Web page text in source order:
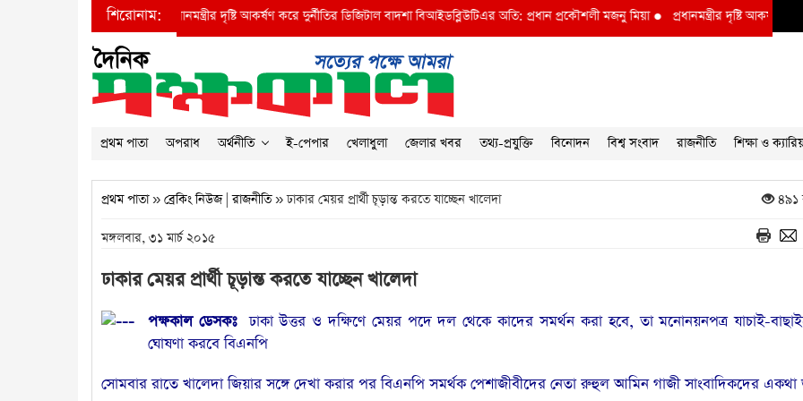
শিরোনাম:
প্রধানমন্ত্রীর দৃষ্টি আকর্ষণ করে দুর্নীতির ডিজিটাল বাদশা বিআইডব্লিউটিএর অতি: প্রধান প্রকৌশলী মজনু মিয়া●প্রধানমন্ত্রীর দৃষ্টি আকর্ষণ বি আই
প্রথম পাতা অপরাধ অর্থনীতি ই-পেপার খেলাধুলা জেলার খবর তথ্য-প্রযুক্তি বিনোদন বিশ্ব সংবাদ রাজনীতি শিক্ষা ও
প্রথম পাতা» ব্রেকিং নিউজ|রাজনীতি» ঢাকার মেয়র প্রার্থী চূড়ান্ত করতে যাচ্ছেন খালেদা ৪৯১
মঙ্গলবার, ৩১ মার্চ ২০১৫
ঢাকার মেয়র প্রার্থী চূড়ান্ত করতে যাচ্ছেন খালেদা
পক্ষকাল ডেসকঃঢাকা উত্তর ও দক্ষিণে মেয়র পদে দল থেকে কাদের সমর্থন করা হবে, তা মনোনয়নপত্র যাচাই-
ঘোষণা করবে বিএনপি
সোমবার রাতে খালেদা জিয়ার সঙ্গে দেখা করার পর বিএনপি সমর্থক পেশাজীবীদের নেতা রুহুল আমিন গাজী সাংবাদিকদের একথা